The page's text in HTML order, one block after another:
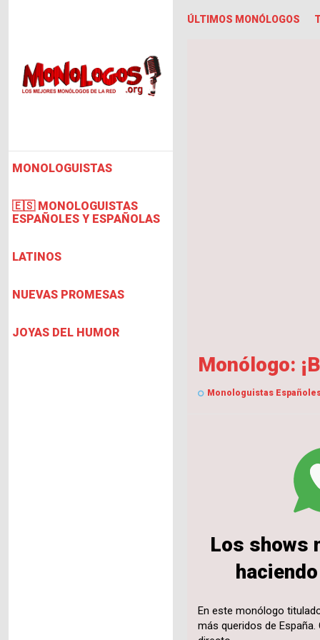
MONOLOGUISTAS
🇪🇸 MONOLOGUISTAS
ESPAÑOLES Y ESPAÑOLAS
LATINOS
NUEVAS PROMESAS
JOYAS DEL HUMOR
ÚLTIMOS MONÓLOGOS
Monólogo:
Monologuistas
Los shows
En este monólogo
más queridos de